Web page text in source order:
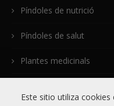
Este sitio utiliza
Píndoles de nutrició
Píndoles de salut
Plantes medicinals